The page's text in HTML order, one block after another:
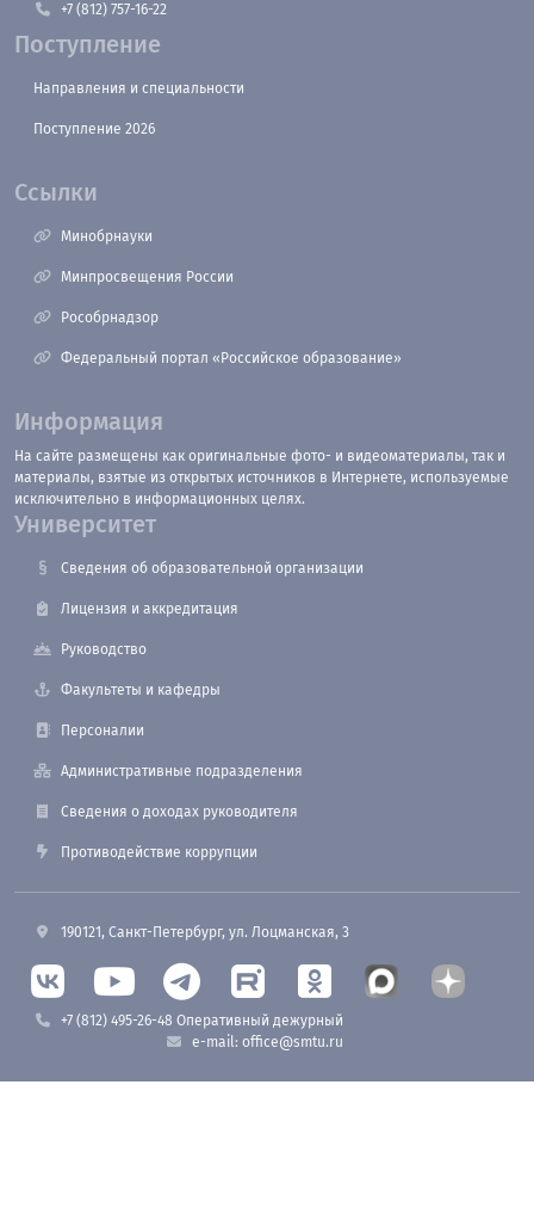
+7 (812) 757-16-22
Поступление
Направления и специальности
Поступление 2026
Ссылки
Минобрнауки
Минпросвещения России
Рособрнадзор
Федеральный портал «Российское образование»
Информация
На сайте размещены как оригинальные фото- и видеоматериалы, так и
материалы, взятые из открытых источников в Интернете, используемые
исключительно в информационных целях.
Университет
Сведения об образовательной организации
Лицензия и аккредитация
Руководство
Факультеты и кафедры
Персоналии
Административные подразделения
Сведения о доходах руководителя
Противодействие коррупции
190121, Санкт-Петербург, ул. Лоцманская, 3
+7 (812) 495-26-48 Оперативный дежурный
e-mail: office@smtu.ru